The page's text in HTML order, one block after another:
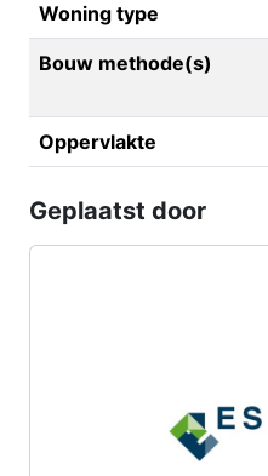
Woning type
Bouw methode(s)
Oppervlakte
Geplaatst door